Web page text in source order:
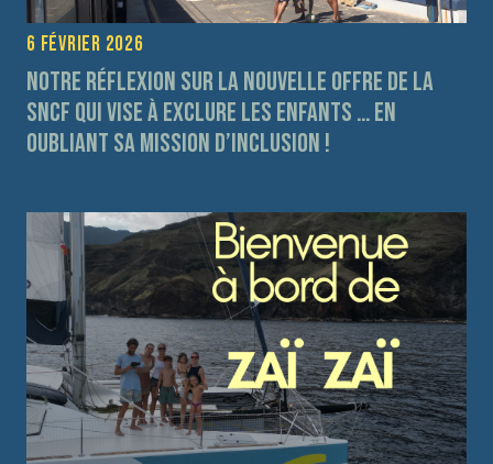
6 février 2026
Notre réflexion sur la nouvelle offre de la
SNCF qui vise à exclure les enfants … en
oubliant sa mission d’inclusion !